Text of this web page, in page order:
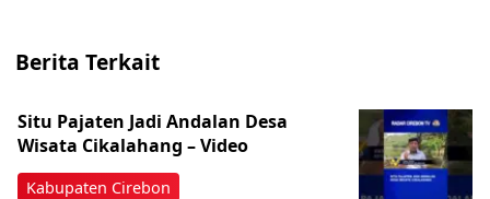
Berita Terkait
Kabupaten Cirebon
Situ Pajaten Jadi Andalan Desa
Wisata Cikalahang – Video